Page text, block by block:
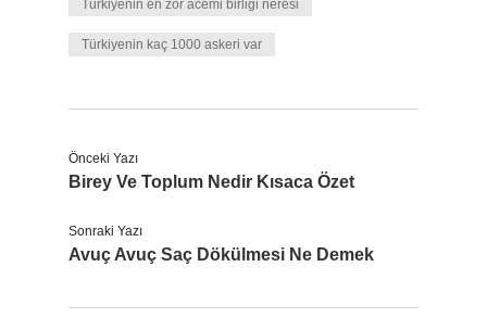
Türkiyenin en zor acemi birliği neresi
Türkiyenin kaç 1000 askeri var
Önceki Yazı
Birey Ve Toplum Nedir Kısaca Özet
Sonraki Yazı
Avuç Avuç Saç Dökülmesi Ne Demek